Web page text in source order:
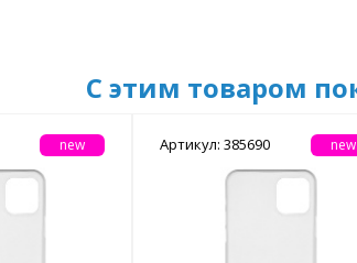
С этим товаром
new Артикул: 385690 new